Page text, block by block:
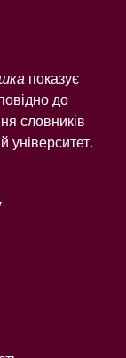
показує
до
словників
університет.